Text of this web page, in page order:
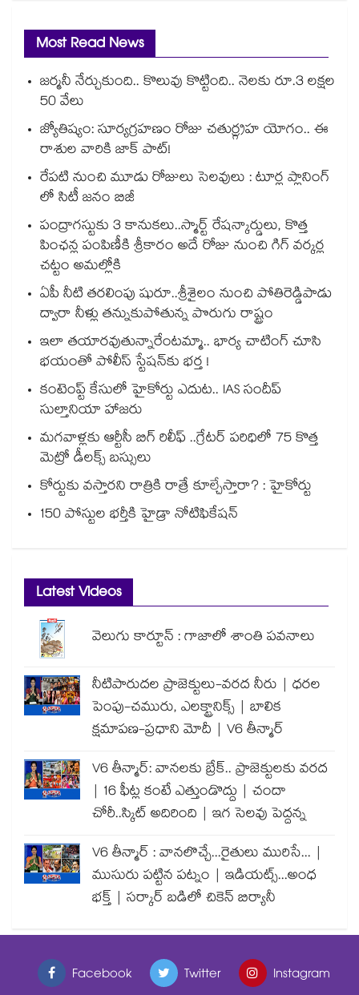
Most Read News
జర్మనీ నేర్చుకుంది.. కొలువు కొట్టింది.. నెలకు రూ.3 లక్షల
50 వేలు
జ్యోతిష్యం: సూర్యగ్రహణం రోజు చతుర్గ్రహ యోగం.. ఈ
రాశుల వారికి జాక్ పాట్!
రేపటి నుంచి మూడు రోజులు సెలవులు : టూర్ల ప్లానింగ్
లో సిటీ జనం బిజీ
పంద్రాగస్టుకు 3 కానుకలు..స్మార్ట్ రేషన్కార్డులు, కొత్త
పింఛన్ల పంపిణీకి శ్రీకారం అదే రోజు నుంచి గిగ్ వర్కర్ల
చట్టం అమల్లోకి
ఏపీ నీటి తరలింపు షురూ..శ్రీశైలం నుంచి పోతిరెడ్డిపాడు
ద్వారా నీళ్లు తన్నుకుపోతున్న పొరుగు రాష్ట్రం
ఇలా తయారవుతున్నారేంటమ్మా.. భార్య చాటింగ్ చూసి
భయంతో పోలీస్ స్టేషన్⁫కు భర్త !
కంటెంప్ట్ కేసులో హైకోర్టు ఎదుట.. IAS సందీప్
సుల్తానియా హాజరు
మగవాళ్లకు ఆర్టీసీ బిగ్ రిలీఫ్ ..గ్రేటర్ పరిధిలో 75 కొత్త
మెట్రో డీలక్స్ బస్సులు
కోర్టుకు వస్తారని రాత్రికి రాత్రే కూల్చేస్తారా? : హైకోర్టు
150 పోస్టుల భర్తీకి హైడ్రా నోటిఫికేషన్
Latest Videos
వెలుగు కార్టూన్ : గాజాలో శాంతి పవనాలు
నీటిపారుదల ప్రాజెక్టులు-వరద నీరు | ధరల
పెంపు-చమురు, ఎలక్ట్రానిక్స్ | బాలిక
క్షమాపణ-ప్రధాని మోదీ | V6 తీన్మార్
V6 తీన్మార్: వానలకు బ్రేక్.. ప్రాజెక్టులకు వరద
| 16 ఫీట్ల కంటే ఎత్తుండొద్దు | చందా
చోరీ..స్కిట్ అదిరింది | ఇగ సెలవు పెద్దన్న
V6 తీన్మార్ : వానలొచ్చే...రైతులు మురిసే... |
ముసురు పట్టిన పట్నం | ఇడియట్స్...అంధ
భక్త్ | సర్కార్ బడిలో చికెన్ బిర్యానీ
Facebook Twitter Instagram